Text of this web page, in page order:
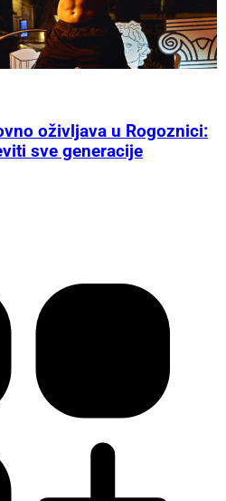
oživljava u Rogoznici:
sve generacije